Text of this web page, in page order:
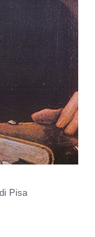
Pisa